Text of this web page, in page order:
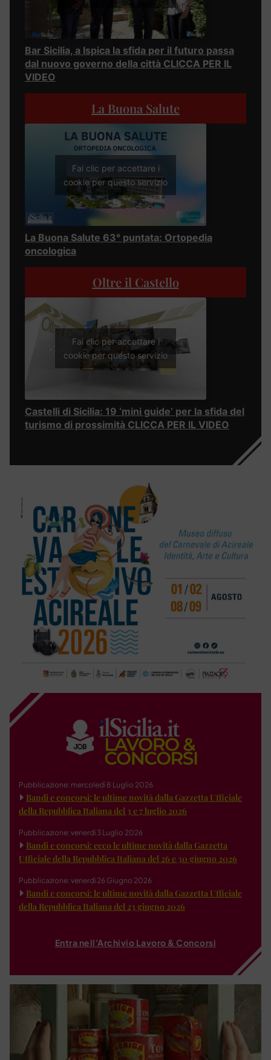
Bar Sicilia, a Ispica la sfida per il futuro passa
dal nuovo governo della città CLICCA PER IL
VIDEO
La Buona Salute
Fai clic per accettare i
cookie per questo servizio
La Buona Salute 63° puntata: Ortopedia
oncologica
Oltre il Castello
Fai clic per accettare i
cookie per questo servizio
Castelli di Sicilia: 19 ‘mini guide’ per la sfida del
turismo di prossimità CLICCA PER IL VIDEO
Pubblicazione: mercoledì 8 Luglio 2026
Bandi e concorsi: le ultime novità dalla Gazzetta Ufficiale
della Repubblica Italiana del 3 e 7 luglio 2026
Pubblicazione: venerdì 3 Luglio 2026
Bandi e concorsi: ecco le ultime novità dalla Gazzetta
Ufficiale della Repubblica Italiana del 26 e 30 giugno 2026
Pubblicazione: venerdì 26 Giugno 2026
Bandi e concorsi: le ultime novità dalla Gazzetta Ufficiale
della Repubblica Italiana del 23 giugno 2026
Entra nell'Archivio Lavoro & Concorsi